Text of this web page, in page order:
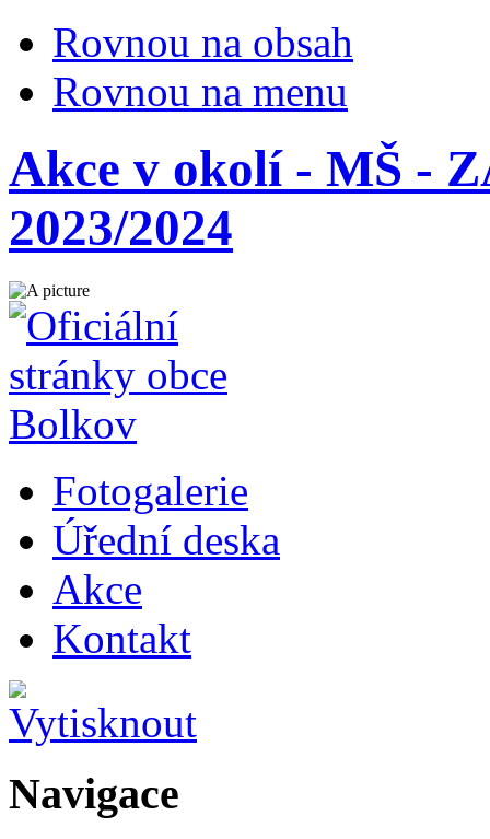
Rovnou na obsah
Rovnou na menu
Akce v okolí - MŠ -
2023/2024
Fotogalerie
Úřední deska
Akce
Kontakt
Navigace